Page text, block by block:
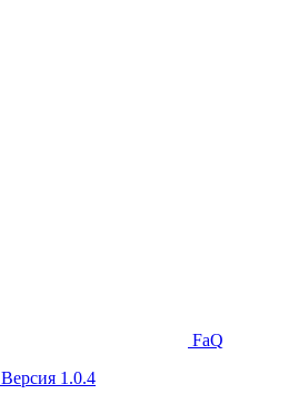
FaQ
Версия 1.0.4